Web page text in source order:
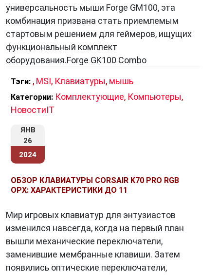
универсальность мыши Forge GM100, эта
комбинация призвана стать приемлемым
стартовым решением для геймеров, ищущих
функциональный комплект
оборудования.Forge GK100 Combo
Тэги: , MSI, Клавиатуры, мышь
Категории: Комплектующие, Компьютеры,
НовостиIT
ЯНВ
26
2024
ОБЗОР КЛАВИАТУРЫ CORSAIR K70 PRO RGB
OPX: ХАРАКТЕРИСТИКИ ДО 11
Мир игровых клавиатур для энтузиастов
изменился навсегда, когда на первый план
вышли механические переключатели,
заменившие мембранные клавиши. Затем
появились оптические переключатели,